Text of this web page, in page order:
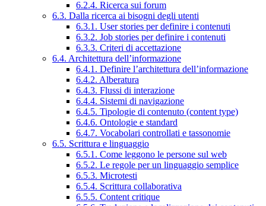
6.2.4. Ricerca sui forum
6.3. Dalla ricerca ai bisogni degli utenti
6.3.1. User stories per definire i contenuti
6.3.2. Job stories per definire i contenuti
6.3.3. Criteri di accettazione
6.4. Architettura dell’informazione
6.4.1. Definire l’architettura dell’informazione
6.4.2. Alberatura
6.4.3. Flussi di interazione
6.4.4. Sistemi di navigazione
6.4.5. Tipologie di contenuto (content type)
6.4.6. Ontologie e standard
6.4.7. Vocabolari controllati e tassonomie
6.5. Scrittura e linguaggio
6.5.1. Come leggono le persone sul web
6.5.2. Le regole per un linguaggio semplice
6.5.3. Microtesti
6.5.4. Scrittura collaborativa
6.5.5. Content critique